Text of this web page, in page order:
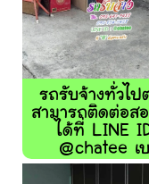
รถรับจ้างทั่วไป
สามารถติดต่อส
ได้ที่ LINE
@chatee เ